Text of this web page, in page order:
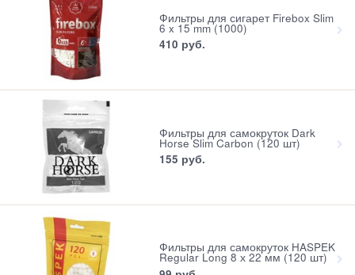
Фильтры для сигарет Firebox Slim
6 x 15 mm (1000)
410 руб.
Фильтры для самокруток Dark
Horse Slim Carbon (120 шт)
155 руб.
Фильтры для самокруток HASPEK
Regular Long 8 х 22 мм (120 шт)